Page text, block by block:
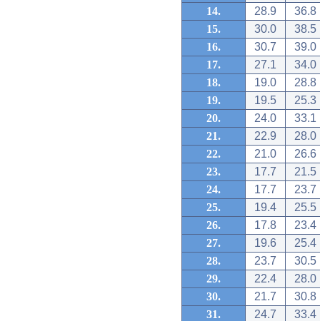
14.
28.9
36.8
15.
30.0
38.5
16.
30.7
39.0
17.
27.1
34.0
18.
19.0
28.8
19.
19.5
25.3
20.
24.0
33.1
21.
22.9
28.0
22.
21.0
26.6
23.
17.7
21.5
24.
17.7
23.7
25.
19.4
25.5
26.
17.8
23.4
27.
19.6
25.4
28.
23.7
30.5
29.
22.4
28.0
30.
21.7
30.8
31.
24.7 33.4